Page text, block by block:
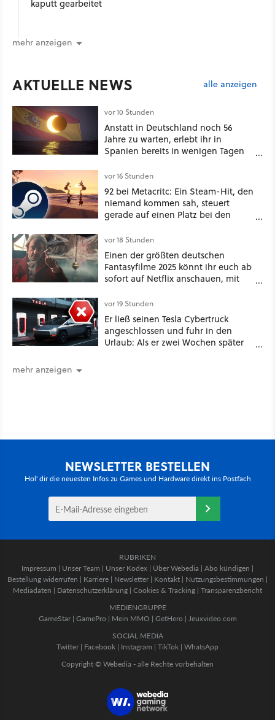
kaputt gearbeitet
mehr anzeigen
AKTUELLE NEWS alle anzeigen
vor 10 Stunden
Anstatt in Deutschland noch 56
Jahre zu warten, erlebt ihr in
Spanien bereits in wenigen Tagen
vor 16 Stunden
92 bei Metacritc: Ein Steam-Hit, den
niemand kommen sah, steuert
gerade auf einen Platz bei den
vor 18 Stunden
Einen der größten deutschen
Fantasyfilme 2025 könnt ihr euch ab
sofort auf Netflix anschauen, mit
vor 19 Stunden
Er ließ seinen Tesla Cybertruck
angeschlossen und fuhr in den
Urlaub: Als er zwei Wochen später
mehr anzeigen
NEWSLETTER BESTELLEN
Hol' dir die neuesten Infos zu Games und Hardware direkt ins Postfach
RUBRIKEN
Impressum | Unser Team | Unser Kodex | Über Webedia | Abo kündigen |
Bestellung widerrufen | Karriere | Newsletter | Kontakt | Nutzungsbestimmungen |
Mediadaten | Datenschutzerklärung | Cookies & Tracking | Transparenzbericht
MEDIENGRUPPE
GameStar| GamePro | Mein MMO | GetHero | Jeuxvideo.com
SOCIAL MEDIA
Twitter | Facebook | Instagram | TikTok | WhatsApp
Copyright © Webedia - alle Rechte vorbehalten